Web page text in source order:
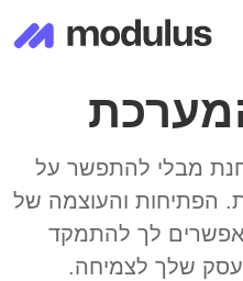
מבלי להתפשר על
הפתיחות והעוצמה של
לך להתמקד
שלך לצמיחה.